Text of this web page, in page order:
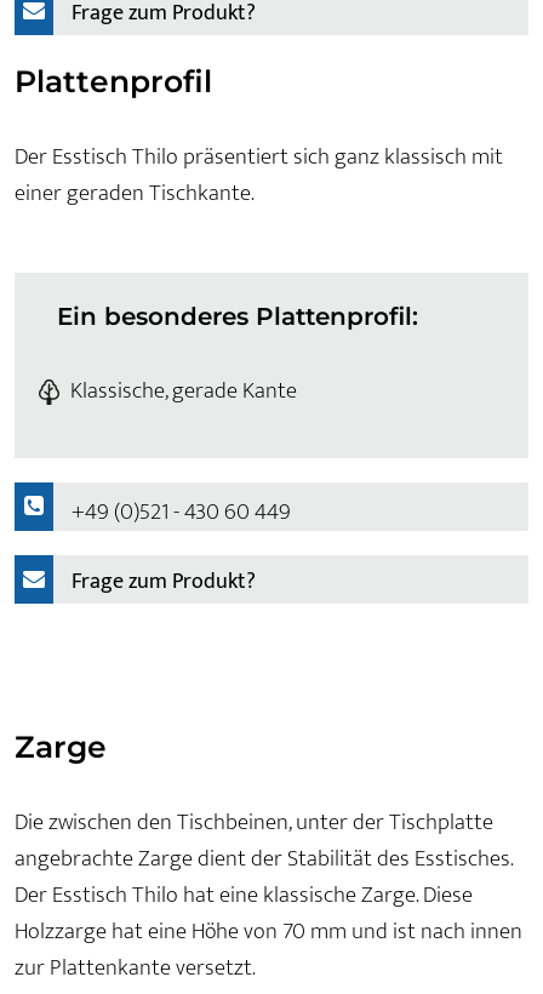
Frage zum Produkt?
Plattenprofil
Der Esstisch Thilo präsentiert sich ganz klassisch mit
einer geraden Tischkante.
Ein besonderes Plattenprofil:
Klassische, gerade Kante
+49 (0)521 - 430 60 449
Frage zum Produkt?
Zarge
Die zwischen den Tischbeinen, unter der Tischplatte
angebrachte Zarge dient der Stabilität des Esstisches.
Der Esstisch Thilo hat eine klassische Zarge. Diese
Holzzarge hat eine Höhe von 70 mm und ist nach innen
zur Plattenkante versetzt.